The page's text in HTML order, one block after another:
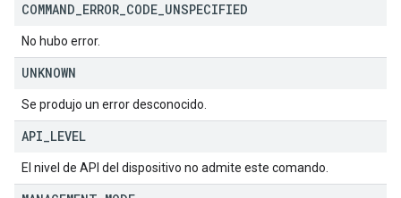
COMMAND ERROR CODE UNSPECIFIED
No hubo error.
UNKNOWN
Se produjo un error desconocido.
API LEVEL
El nivel de API del dispositivo no admite este comando.